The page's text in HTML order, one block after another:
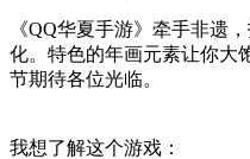
《QQ华夏手游》牵手非遗
化。特色的年画元素让你大
节期待各位光临。
我想了解这个游戏：